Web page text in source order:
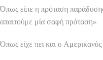
Όπως είπε η πρόταση παράδοσης
απαιτούμε μία σαφή πρόταση».
Όπως είχε πει και ο